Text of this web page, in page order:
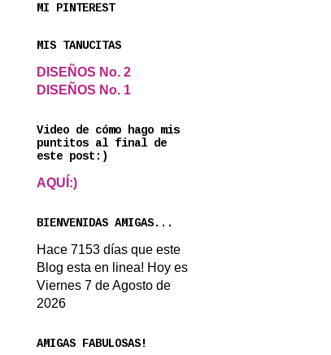
MI PINTEREST
MIS TANUCITAS
DISEÑOS No. 2
DISEÑOS No. 1
Video de cómo hago mis
puntitos al final de
este post:)
AQUÍ:)
BIENVENIDAS AMIGAS...
Hace 7153 días que este
Blog esta en linea! Hoy es
Viernes 7 de Agosto de
2026
AMIGAS FABULOSAS!